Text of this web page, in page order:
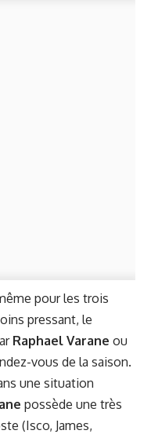
pour les trois
pressant, le
Raphael Varane ou
vous de la saison.
une situation
possède une très
(Isco, James,